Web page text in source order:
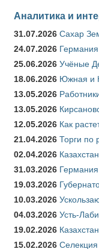
Аналитика и
31.07.2026 Сахар
24.07.2026
25.06.2026 Учёные
18.06.2026 Южная и
13.05.2026
13.05.2026
12.05.2026 Как
21.04.2026 Торги по
02.04.2026
31.03.2026 Германия
19.03.2026
10.03.2026
04.03.2026 Усть-
19.02.2026
15.02.2026 Селекция